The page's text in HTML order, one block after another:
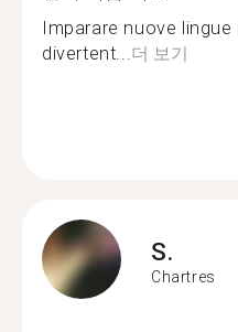
Imparare nuove
divertent...더 보기
S.
Chartres